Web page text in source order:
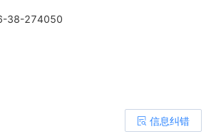
38-274050
󰎒 信息纠错